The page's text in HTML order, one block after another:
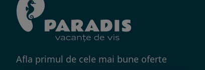
Afla primul de cele mai bune oferte